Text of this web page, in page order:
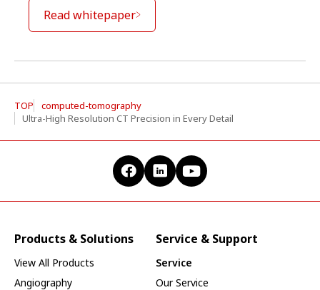
Read whitepaper
TOP
computed-tomography
Ultra-High Resolution CT Precision in Every Detail
Products & Solutions
View All Products
Angiography
Service & Support
Service
Our Service